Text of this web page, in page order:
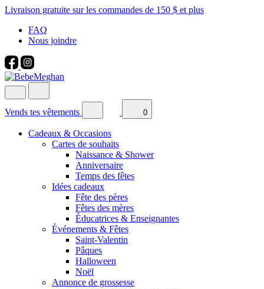
Livraison gratuite sur les commandes de 150 $ et plus
FAQ
Nous joindre
Vends tes vêtements 0
Cadeaux & Occasions
Cartes de souhaits
Naissance & Shower
Anniversaire
Temps des fêtes
Idées cadeaux
Fête des pères
Fêtes des mères
Éducatrices & Enseignantes
Événements & Fêtes
Saint-Valentin
Pâques
Halloween
Noël
Annonce de grossesse